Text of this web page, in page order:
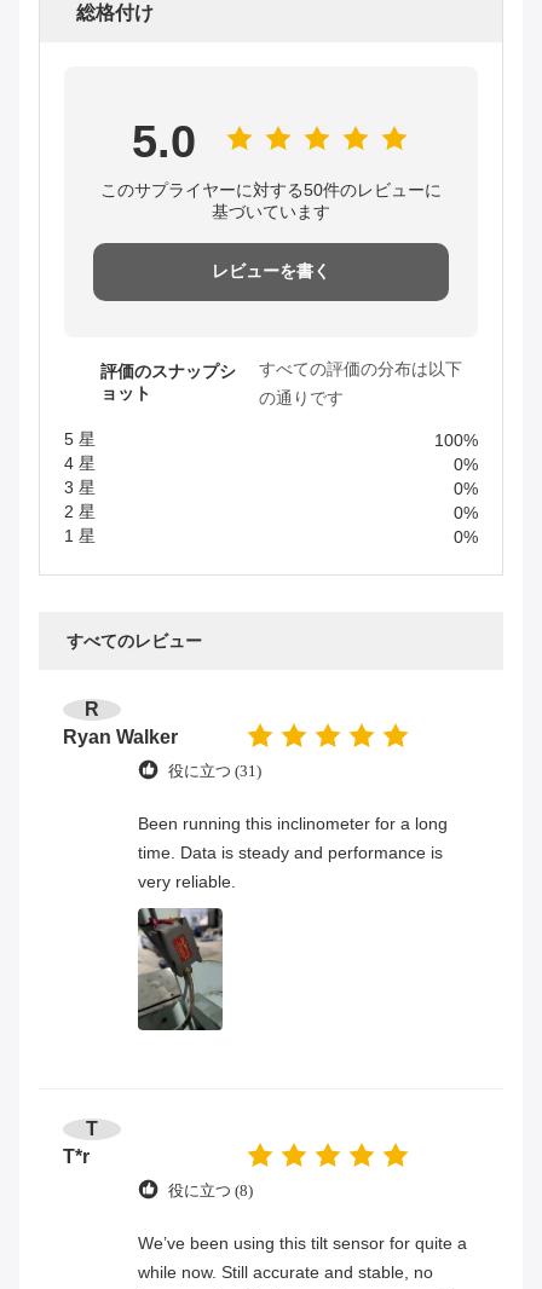
総格付け
5.0
このサプライヤーに対する50件のレビューに
基づいています
レビューを書く
評価のスナップシ
ョット
すべての評価の分布は以下
の通りです
5 星
100%
4 星
0%
3 星
0%
2 星
0%
1 星
0%
すべてのレビュー
R
Ryan Walker
役に立つ (31)
Been running this inclinometer for a long
time. Data is steady and performance is
very reliable.
T
T*r
役に立つ (8)
We’ve been using this tilt sensor for quite a
while now. Still accurate and stable, no